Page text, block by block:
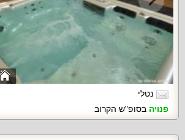
נטלי
פנויה בסופ"ש הקרוב